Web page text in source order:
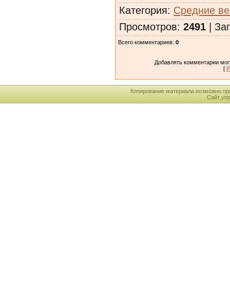
Категория: Средние
Просмотров: 2491 |
Всего комментариев: 0
Добавлять комментарии
[
Копирование материала возможно
Сайт